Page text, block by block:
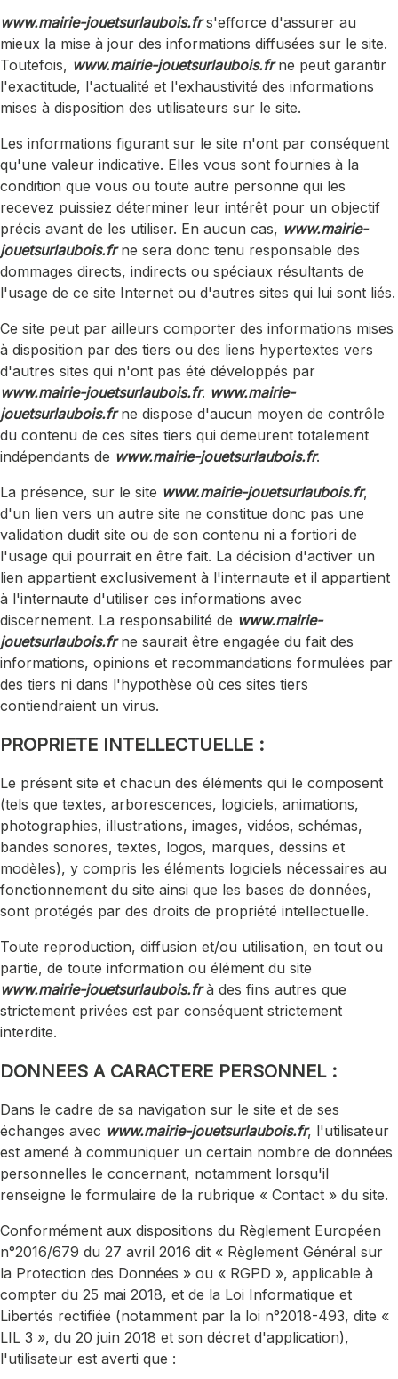
www.mairie-jouetsurlaubois.frs'efforce d'assurer au
mieux la mise à jour des informations diffusées sur le site.
Toutefois, www.mairie-jouetsurlaubois.frne peut garantir
l'exactitude, l'actualité et l'exhaustivité des informations
mises à disposition des utilisateurs sur le site.
Les informations figurant sur le site n'ont par conséquent
qu'une valeur indicative. Elles vous sont fournies à la
condition que vous ou toute autre personne qui les
recevez puissiez déterminer leur intérêt pour un objectif
précis avant de les utiliser. En aucun cas, www.mairie-
jouetsurlaubois.frne sera donc tenu responsable des
dommages directs, indirects ou spéciaux résultants de
l'usage de ce site Internet ou d'autres sites qui lui sont liés.
Ce site peut par ailleurs comporter des informations mises
à disposition par des tiers ou des liens hypertextes vers
d'autres sites qui n'ont pas été développés par
www.mairie-jouetsurlaubois.fr. www.mairie-
jouetsurlaubois.frne dispose d'aucun moyen de contrôle
du contenu de ces sites tiers qui demeurent totalement
indépendants de www.mairie-jouetsurlaubois.fr.
La présence, sur le site www.mairie-jouetsurlaubois.fr,
d'un lien vers un autre site ne constitue donc pas une
validation dudit site ou de son contenu ni a fortiori de
l'usage qui pourrait en être fait. La décision d'activer un
lien appartient exclusivement à l'internaute et il appartient
à l'internaute d'utiliser ces informations avec
discernement. La responsabilité de www.mairie-
jouetsurlaubois.frne saurait être engagée du fait des
informations, opinions et recommandations formulées par
des tiers ni dans l'hypothèse où ces sites tiers
contiendraient un virus.
PROPRIETE INTELLECTUELLE :
Le présent site et chacun des éléments qui le composent
(tels que textes, arborescences, logiciels, animations,
photographies, illustrations, images, vidéos, schémas,
bandes sonores, textes, logos, marques, dessins et
modèles), y compris les éléments logiciels nécessaires au
fonctionnement du site ainsi que les bases de données,
sont protégés par des droits de propriété intellectuelle.
Toute reproduction, diffusion et/ou utilisation, en tout ou
partie, de toute information ou élément du site
www.mairie-jouetsurlaubois.frà des fins autres que
strictement privées est par conséquent strictement
interdite.
DONNEES A CARACTERE PERSONNEL :
Dans le cadre de sa navigation sur le site et de ses
échanges avec www.mairie-jouetsurlaubois.fr, l'utilisateur
est amené à communiquer un certain nombre de données
personnelles le concernant, notamment lorsqu'il
renseigne le formulaire de la rubrique « Contact » du site.
Conformément aux dispositions du Règlement Européen
n°2016/679 du 27 avril 2016 dit « Règlement Général sur
la Protection des Données » ou « RGPD », applicable à
compter du 25 mai 2018, et de la Loi Informatique et
Libertés rectifiée (notamment par la loi n°2018-493, dite «
LIL 3 », du 20 juin 2018 et son décret d'application),
l'utilisateur est averti que :